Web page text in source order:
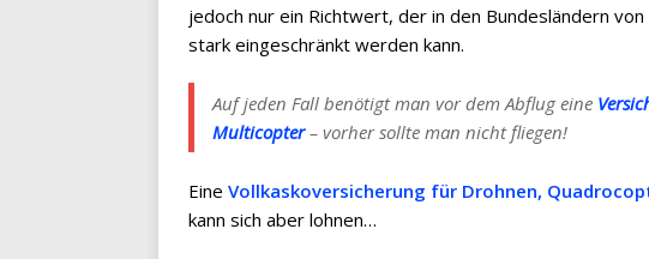
jedoch nur ein Richtwert, der in den Bundesländern
stark eingeschränkt werden kann.
Auf jeden Fall benötigt man vor dem Abflug eine
Multicopter– vorher sollte man nicht fliegen!
Eine Vollkaskoversicherung für Drohnen,
kann sich aber lohnen…